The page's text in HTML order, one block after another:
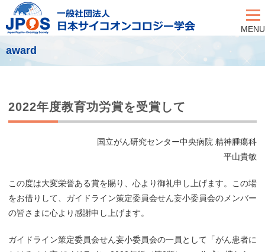
MENU
award
2022年度教育功労賞を受賞して
国立がん研究センター中央病院 精神腫瘍科
平山貴敏
この度は大変栄誉ある賞を賜り、心より御礼申し上げます。この場
をお借りして、ガイドライン策定委員会せん妄小委員会のメンバー
の皆さまに心より感謝申し上げます。
ガイドライン策定委員会せん妄小委員会の一員として「がん患者に